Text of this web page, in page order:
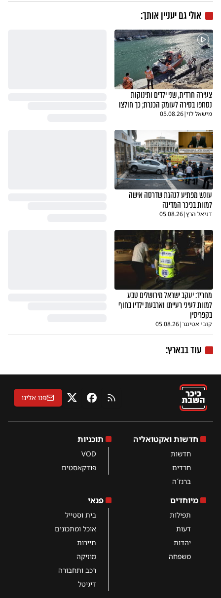
אולי גם יעניין אותך:
צעירה חרדית, שני ילדים ותינוקות
נסחפו בסירה לעומק הכנרת; כך חולצו
מישאל לוי|
05.08.26
עונש מפתיע לנהגת שדרסה אישה
למוות בכיכר המדינה
דניאל הרץ|
05.08.26
מחריד: יעקב ישראל מירושלים טבע
למוות לעיני רעייתו וארבעת ילדיו בחוף
בקפריסין
קובי אטינגר|
05.08.26
עוד בבארץ:
RSS פייסבוקX פנו אלינו
חדשות ואקטואליה
חדשות
חרדים
ברנז´ה
תוכניות
VOD
פודקאסטים
מיוחדים
תפילות
דעות
יהדות
משפחה
פנאי
בית וסטייל
אוכל ומתכונים
תיירות
מוזיקה
רכב ותחבורה
דיגיטל